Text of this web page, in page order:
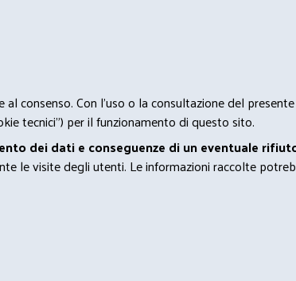
consenso. Con l'uso o la consultazione del
tecnici”) per il funzionamento di questo sito.
dei dati e conseguenze di un eventuale
le visite degli utenti. Le informazioni raccolte